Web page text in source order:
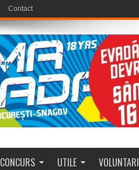
Contact
CONCURS UTILE VOLUNTARI